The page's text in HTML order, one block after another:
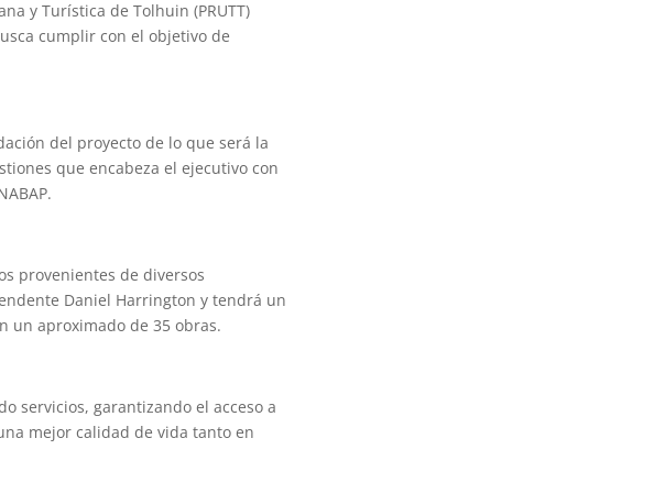
y Turística de Tolhuin (PRUTT)
cumplir con el objetivo de
del proyecto de lo que será la
que encabeza el ejecutivo con
provenientes de diversos
Daniel Harrington y tendrá un
un aproximado de 35 obras.
servicios, garantizando el acceso a
mejor calidad de vida tanto en